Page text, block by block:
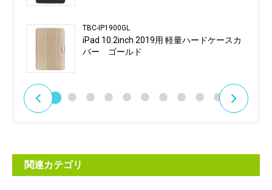
TBC-IP1900GL
iPad 10.2inch 2019用 軽量ハードケースカ
バー ゴールド
関連カテゴリ